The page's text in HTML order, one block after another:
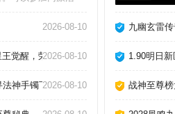
玩家一起打怪、做
的都相当的棒，战斗
2026-08-10
觉醒，荣耀再临！
2026-08-10
神手镯下落？2026-08-10
九幽玄雷
1.90明日
战神至尊